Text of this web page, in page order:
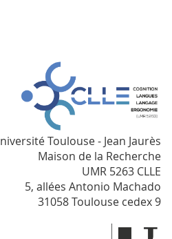
Toulouse - Jean Jaurès
Maison de la Recherche
UMR 5263 CLLE
5, allées Antonio Machado
31058 Toulouse cedex 9